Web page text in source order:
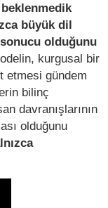
büyük dil
olduğunu
kurgusal bir
etmesi gündem
bilinç
davranışlarının
olduğunu